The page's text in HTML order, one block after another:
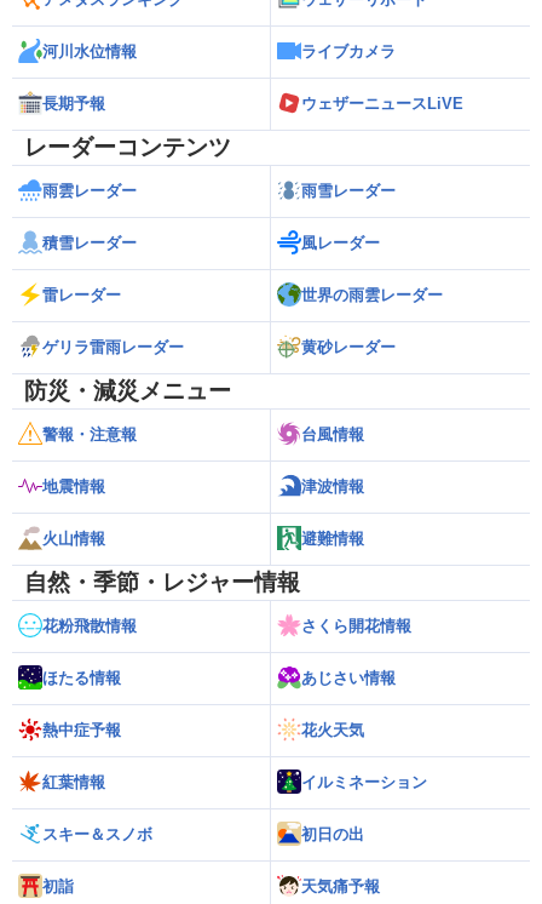
河川水位情報 ライブカメラ
長期予報 ウェザーニュースLiVE
レーダーコンテンツ
雨雲レーダー 雨雪レーダー
積雪レーダー 風レーダー
雷レーダー 世界の雨雲レーダー
ゲリラ雷雨レーダー 黄砂レーダー
防災・減災メニュー
警報・注意報 台風情報
地震情報 津波情報
火山情報 避難情報
自然・季節・レジャー情報
花粉飛散情報 さくら開花情報
ほたる情報 あじさい情報
熱中症予報 花火天気
紅葉情報 イルミネーション
スキー＆スノボ 初日の出
初詣 天気痛予報